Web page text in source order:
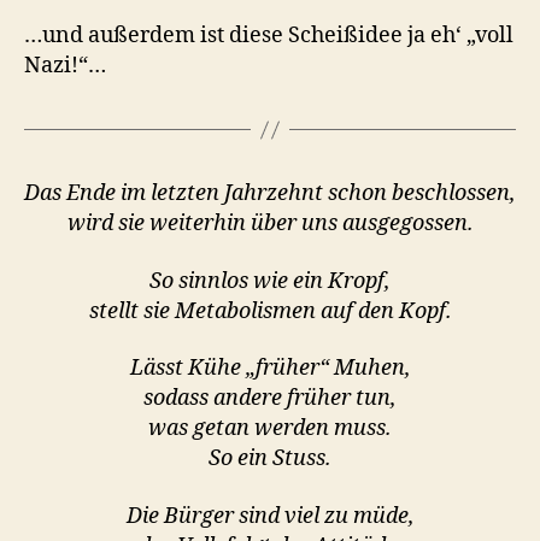
…und außerdem ist diese Scheißidee ja eh‘ „voll
Nazi!“…
Das Ende im letzten Jahrzehnt schon beschlossen,
wird sie weiterhin über uns ausgegossen.
So sinnlos wie ein Kropf,
stellt sie Metabolismen auf den Kopf.
Lässt Kühe „früher“ Muhen,
sodass andere früher tun,
was getan werden muss.
So ein Stuss.
Die Bürger sind viel zu müde,